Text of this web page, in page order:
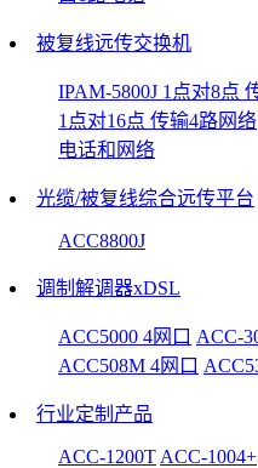
被复线远传交换机
IPAM-5800J 1点对8点
1点对16点 传输4路网络
电话和网络
光缆/被复线综合远传平台
ACC8800J
调制解调器xDSL
ACC5000 4网口 ACC-
ACC508M 4网口
行业定制产品
ACC-1200T ACC-1004+